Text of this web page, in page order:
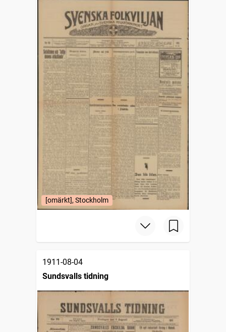
[omärkt], Stockholm
1911-08-04
Sundsvalls tidning